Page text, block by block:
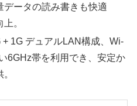
データの読み書きも快適
。
+ 1G デュアルLAN構成、Wi-
6GHz帯を利用でき、安定か